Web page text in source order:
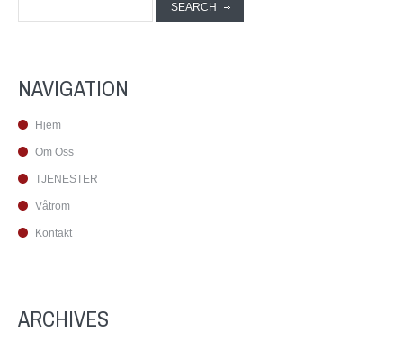
NAVIGATION
Hjem
Om Oss
TJENESTER
Våtrom
Kontakt
ARCHIVES